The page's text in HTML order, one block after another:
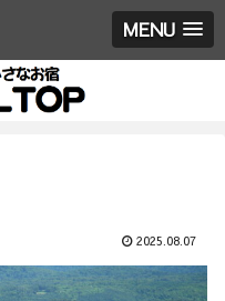
MENU
2025.08.07